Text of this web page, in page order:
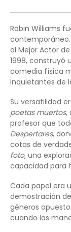
Robin Williams
contemporáneo.
al Mejor Actor
1998, construyó
comedia física
inquietantes de
Su versatilidad
poetas muertos,
profesor que
Despertares,
cotas de
foto, una
capacidad para
Cada papel era
demostración
géneros
cuando las